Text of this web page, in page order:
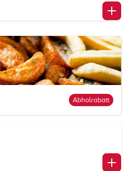
Abholrabatt